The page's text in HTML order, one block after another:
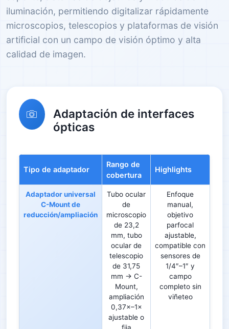
iluminación, permitiendo digitalizar rápidamente
microscopios, telescopios y plataformas de visión
artificial con un campo de visión óptimo y alta
calidad de imagen.
Adaptación de interfaces
ópticas
Tipo de adaptador
Rango de
cobertura
Highlights
Adaptador universal
C-Mount de
reducción/ampliación
Tubo ocular
de
microscopio
de 23,2
mm, tubo
ocular de
telescopio
de 31,75
mm → C-
Mount,
ampliación
0,37×–1×
ajustable o
Enfoque
manual,
objetivo
parfocal
ajustable,
compatible con
sensores de
1/4″–1″ y
campo
completo sin
viñeteo